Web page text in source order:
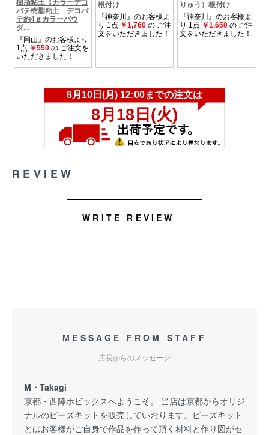
REVIEW
WRITE REVIEW
MESSAGE FROM STAFF
店長からのメッセージ
M・Takagi
京都・西陣ホビックスへようこそ。 当店は京都からオリジ
ナルのビーズキットを販売していおります。ビーズキット
とはお客様がご自身で作品を作って頂く材料と作り図がセ